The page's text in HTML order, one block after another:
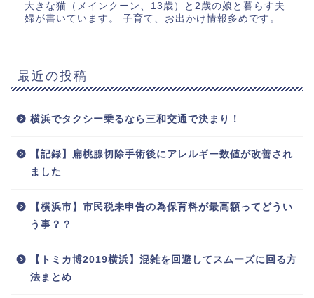
大きな猫（メインクーン、13歳）と2歳の娘と暮らす夫
婦が書いています。 子育て、お出かけ情報多めです。
最近の投稿
横浜でタクシー乗るなら三和交通で決まり！
【記録】扁桃腺切除手術後にアレルギー数値が改善され
ました
【横浜市】市民税未申告の為保育料が最高額ってどうい
う事？？
【トミカ博2019横浜】混雑を回避してスムーズに回る方
法まとめ